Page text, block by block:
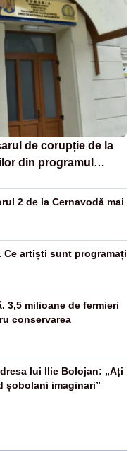
de corupție de la
din programul
2 de la Cernavodă mai
Ce artiști sunt programați
3,5 milioane de fermieri
conservarea
lui Ilie Bolojan: „Ați
șobolani imaginari”